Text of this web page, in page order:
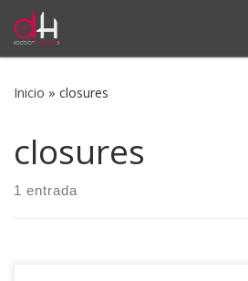
Saltar al contenido
Inicio » closures
closures
1 entrada